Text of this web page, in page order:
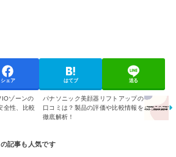
シェア はてブ 送る
ゾーンの
全性、比較
パナソニック美顔器リフトアップの
口コミは？製品の評価や比較情報を
徹底解析！